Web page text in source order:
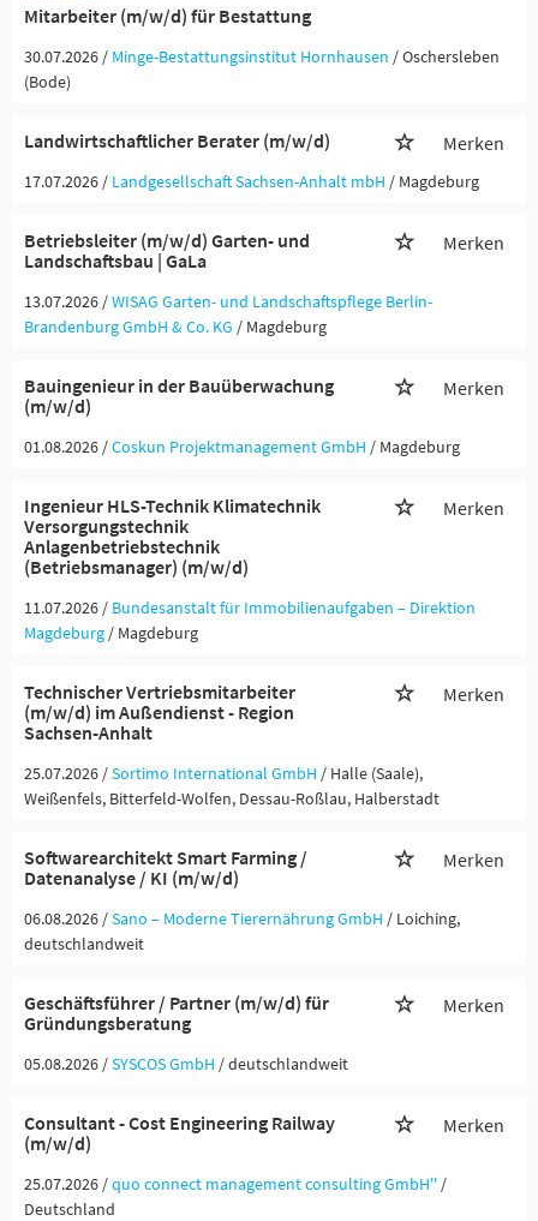
Mitarbeiter (m/w/d) für Bestattung
30.07.2026 / Minge-Bestattungsinstitut Hornhausen / Oschersleben
(Bode)
Landwirtschaftlicher Berater (m/w/d) Merken
17.07.2026 / Landgesellschaft Sachsen-Anhalt mbH / Magdeburg
Betriebsleiter (m/w/d) Garten- und
Landschaftsbau | GaLa
Merken
13.07.2026 /WISAG Garten- und Landschaftspflege Berlin-
Brandenburg GmbH & Co. KG / Magdeburg
Bauingenieur in der Bauüberwachung
(m/w/d)
Merken
01.08.2026 /Coskun Projektmanagement GmbH / Magdeburg
Ingenieur HLS-Technik Klimatechnik
Versorgungstechnik
Anlagenbetriebstechnik
(Betriebsmanager) (m/w/d)
Merken
11.07.2026 / Bundesanstalt für Immobilienaufgaben – Direktion
Magdeburg / Magdeburg
Technischer Vertriebsmitarbeiter
(m/w/d) im Außendienst - Region
Sachsen-Anhalt
Merken
25.07.2026 /Sortimo International GmbH / Halle (Saale),
Weißenfels, Bitterfeld-Wolfen, Dessau-Roßlau, Halberstadt
Softwarearchitekt Smart Farming /
Datenanalyse / KI (m/w/d)
Merken
06.08.2026 /Sano – Moderne Tierernährung GmbH / Loiching,
deutschlandweit
Geschäftsführer / Partner (m/w/d) für
Gründungsberatung
Merken
05.08.2026 /SYSCOS GmbH / deutschlandweit
Consultant - Cost Engineering Railway
(m/w/d)
Merken
25.07.2026 /quo connect management consulting GmbH'' /
Deutschland